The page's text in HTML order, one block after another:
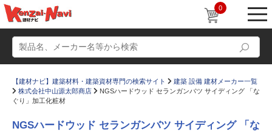
0
【建材ナビ】建築材料・建築資材専門の検索サイト
建築 設備 建材メーカー一覧
株式会社中山源太郎商店
NGSハードウッド セランガンバツ サイディング 「な
ぐり」加工化粧材
NGSハードウッド セランガンバツ サイディング 「な